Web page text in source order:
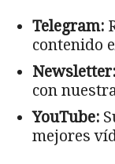
Telegram:
contenido
Newsletter:
con
YouTube:
mejores